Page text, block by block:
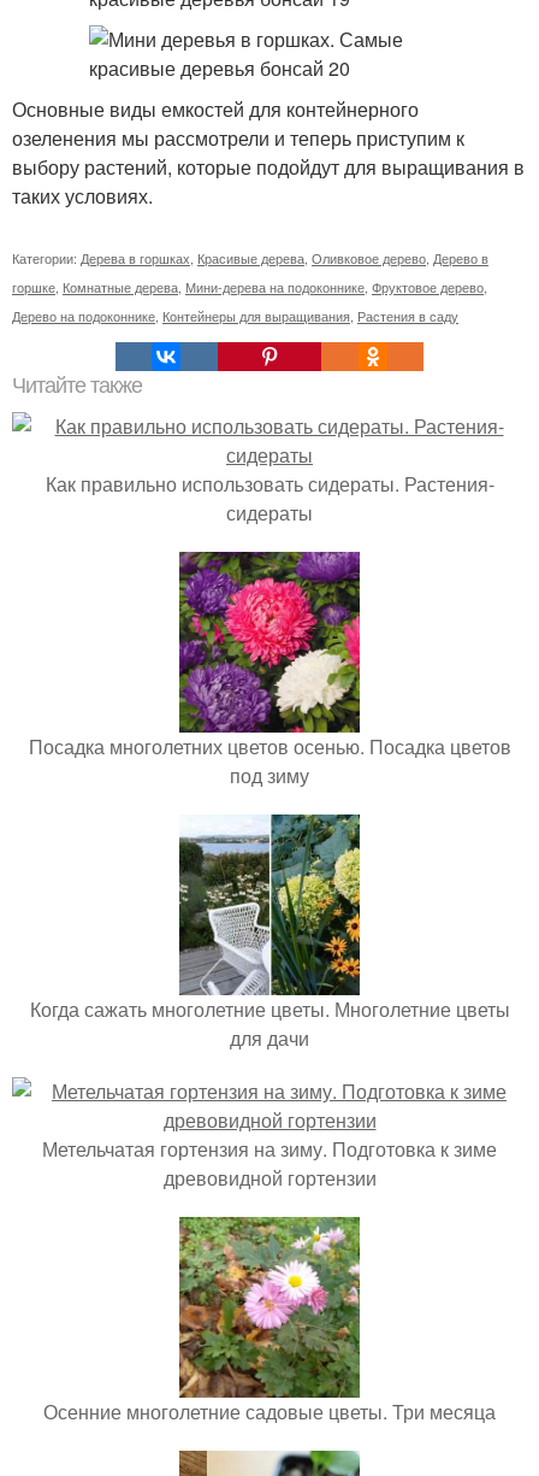
Основные виды емкостей для контейнерного
озеленения мы рассмотрели и теперь приступим к
выбору растений, которые подойдут для выращивания в
таких условиях.
Категории: Дерева в горшках Красивые дерева Оливковое дерево Дерево в
горшке Комнатные дерева Мини-дерева на подоконнике Фруктовое дерево
Дерево на подоконнике Контейнеры для выращивания Растения в саду
Читайте также
Как правильно использовать сидераты. Растения-
сидераты
Посадка многолетних цветов осенью. Посадка цветов
под зиму
Когда сажать многолетние цветы. Многолетние цветы
для дачи
Метельчатая гортензия на зиму. Подготовка к зиме
древовидной гортензии
Осенние многолетние садовые цветы. Три месяца